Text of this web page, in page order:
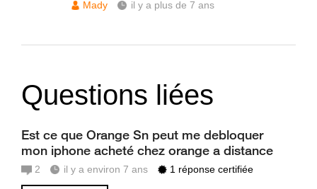
Mady
il y a plus de 7 ans
Questions liées
Est ce que Orange Sn peut me debloquer
mon iphone acheté chez orange a distance
2 il y a environ 7 ans 1 réponse certifiée